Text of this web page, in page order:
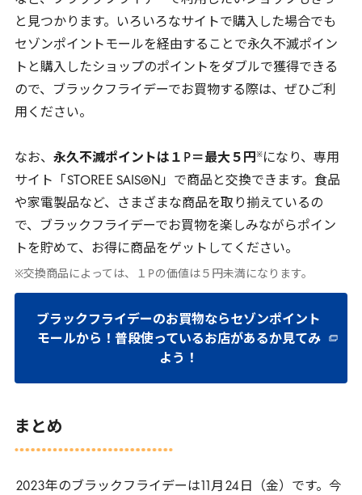
と見つかります。いろいろなサイトで購入した場合でも
セゾンポイントモールを経由することで永久不滅ポイン
トと購入したショップのポイントをダブルで獲得できる
ので、ブラックフライデーでお買物する際は、ぜひご利
用ください。
なお、 永久不滅ポイントは１ P＝最大５円※になり、専用
サイト「 STOREE SAISON」で商品と交換できます。食品
や家電製品など、さまざまな商品を取り揃えているの
で、ブラックフライデーでお買物を楽しみながらポイン
トを貯めて、お得に商品をゲットしてください。
※交換商品によっては、１ Pの価値は５円未満になります。
ブラックフライデーのお買物ならセゾンポイント
モールから！普段使っているお店があるか見てみ
よう！
まとめ
2023年のブラックフライデーは 月 24 日（金）です。今